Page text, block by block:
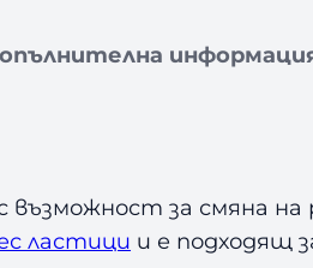
възможност за смяна на
ластици и е подходящ